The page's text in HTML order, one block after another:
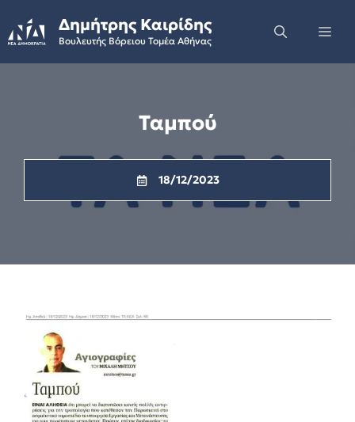
to
content
Δημήτρης Καιρίδης
Βουλευτής Βόρειου Τομέα Αθήνας
Ταμπού
18/12/2023